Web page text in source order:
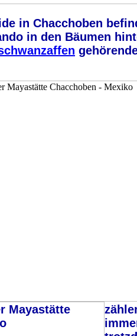
in Chacchoben
in den Bäumen